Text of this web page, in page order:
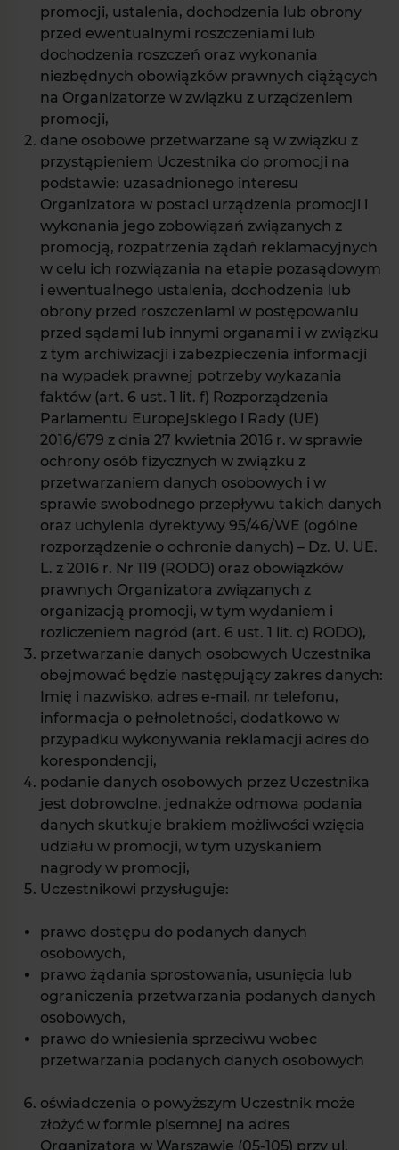
promocji, ustalenia, dochodzenia lub obrony
przed ewentualnymi roszczeniami lub
dochodzenia roszczeń oraz wykonania
niezbędnych obowiązków prawnych ciążących
na Organizatorze w związku z urządzeniem
promocji,
dane osobowe przetwarzane są w związku z
przystąpieniem Uczestnika do promocji na
podstawie: uzasadnionego interesu
Organizatora w postaci urządzenia promocji i
wykonania jego zobowiązań związanych z
promocją, rozpatrzenia żądań reklamacyjnych
w celu ich rozwiązania na etapie pozasądowym
i ewentualnego ustalenia, dochodzenia lub
obrony przed roszczeniami w postępowaniu
przed sądami lub innymi organami i w związku
z tym archiwizacji i zabezpieczenia informacji
na wypadek prawnej potrzeby wykazania
faktów (art. 6 ust. 1 lit. f) Rozporządzenia
Parlamentu Europejskiego i Rady (UE)
2016/679 z dnia 27 kwietnia 2016 r. w sprawie
ochrony osób fizycznych w związku z
przetwarzaniem danych osobowych i w
sprawie swobodnego przepływu takich danych
oraz uchylenia dyrektywy 95/46/WE (ogólne
rozporządzenie o ochronie danych) – Dz. U. UE.
L. z 2016 r. Nr 119 (RODO) oraz obowiązków
prawnych Organizatora związanych z
organizacją promocji, w tym wydaniem i
rozliczeniem nagród (art. 6 ust. 1 lit. c) RODO),
przetwarzanie danych osobowych Uczestnika
obejmować będzie następujący zakres danych:
Imię i nazwisko, adres e-mail, nr telefonu,
informacja o pełnoletności, dodatkowo w
przypadku wykonywania reklamacji adres do
korespondencji,
podanie danych osobowych przez Uczestnika
jest dobrowolne, jednakże odmowa podania
danych skutkuje brakiem możliwości wzięcia
udziału w promocji, w tym uzyskaniem
nagrody w promocji,
Uczestnikowi przysługuje:
prawo dostępu do podanych danych
osobowych,
prawo żądania sprostowania, usunięcia lub
ograniczenia przetwarzania podanych danych
osobowych,
prawo do wniesienia sprzeciwu wobec
przetwarzania podanych danych osobowych
oświadczenia o powyższym Uczestnik może
złożyć w formie pisemnej na adres
Organizatora w Warszawie (05-105) przy ul.